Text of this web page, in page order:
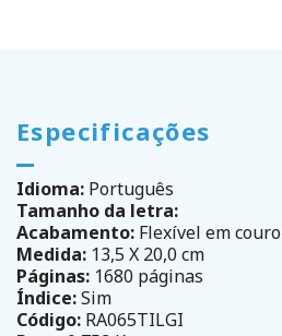
Especificações
Idioma: Português
Tamanho da letra:
Acabamento: Flexível em couro
Medida: 13,5 X 20,0 cm
Páginas: 1680 páginas
Índice:Sim
Código: RA065TILGI